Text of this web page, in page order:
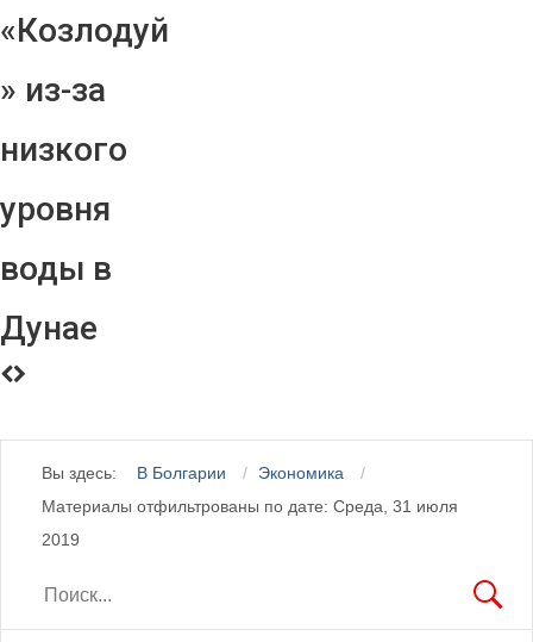
«Козлодуй
» из-за
низкого
уровня
воды в
Дунае
Вы здесь: В Болгарии
Экономика
Материалы отфильтрованы по дате: Среда, 31 июля
2019